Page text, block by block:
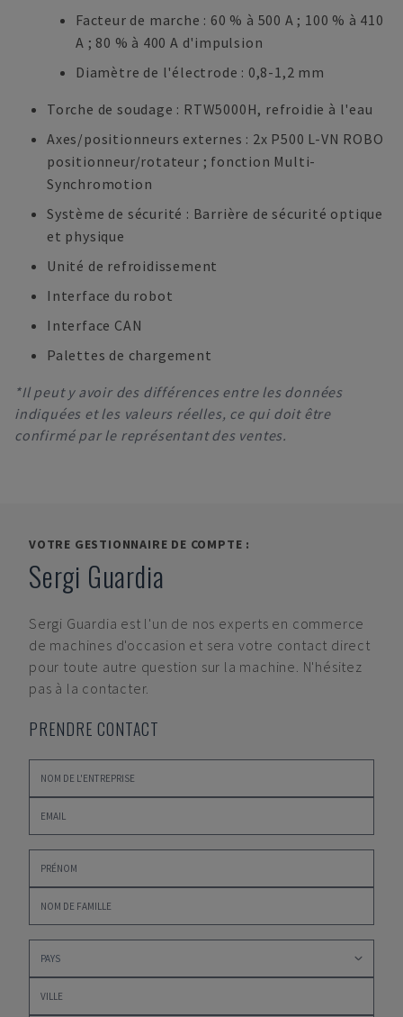
Facteur de marche : 60 % à 500 A ; 100 % à 410
A ; 80 % à 400 A d'impulsion
Diamètre de l'électrode : 0,8-1,2 mm
Torche de soudage : RTW5000H, refroidie à l'eau
Axes/positionneurs externes : 2x P500 L-VN ROBO
positionneur/rotateur ; fonction Multi-
Synchromotion
Système de sécurité : Barrière de sécurité optique
et physique
Unité de refroidissement
Interface du robot
Interface CAN
Palettes de chargement
*Il peut y avoir des différences entre les données
indiquées et les valeurs réelles, ce qui doit être
confirmé par le représentant des ventes.
VOTRE GESTIONNAIRE DE COMPTE :
Sergi Guardia
Sergi Guardia est l'un de nos experts en commerce
de machines d'occasion et sera votre contact direct
pour toute autre question sur la machine. N'hésitez
pas à la contacter.
PRENDRE CONTACT